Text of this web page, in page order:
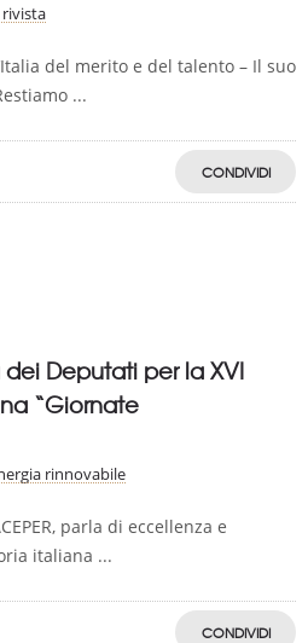
rivista
del merito e del talento – Il suo
...
CONDIVIDI
dei Deputati per la XVI
“Giornate
rinnovabile
parla di eccellenza e
italiana ...
CONDIVIDI